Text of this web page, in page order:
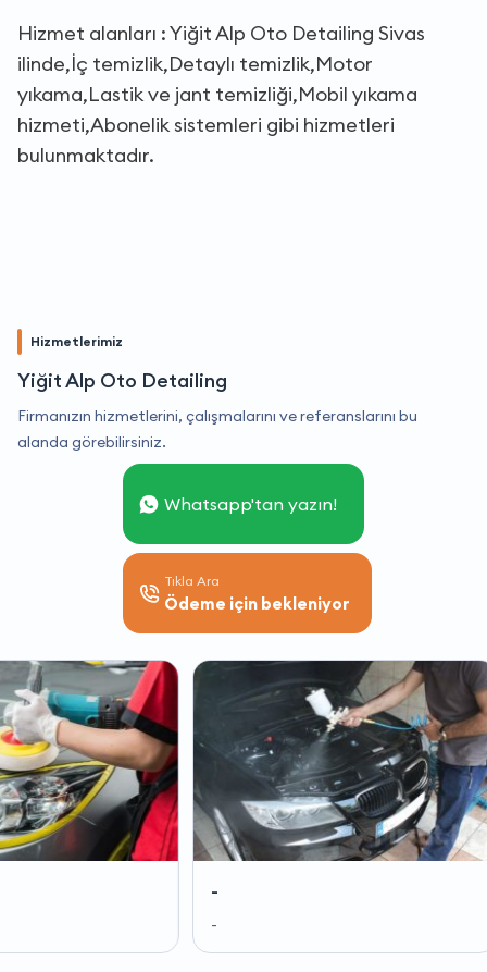
Hizmet alanları : Yiğit Alp Oto Detailing Sivas
ilinde,İç temizlik,Detaylı temizlik,Motor
yıkama,Lastik ve jant temizliği,Mobil yıkama
hizmeti,Abonelik sistemleri gibi hizmetleri
bulunmaktadır.
Hizmetlerimiz
Yiğit Alp Oto Detailing
Firmanızın hizmetlerini, çalışmalarını ve referanslarını bu
alanda görebilirsiniz.
Whatsapp'tan yazın!
Tıkla Ara
Ödeme için bekleniyor